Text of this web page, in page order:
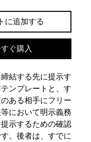
に追加する
ぐ購入
結する先に提示す
ンプレートと、す
ある相手にフリー
において明示義務
示するための確認
。後者は、すでに